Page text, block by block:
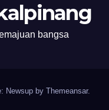
bangsa
Newsup by Themeansar.